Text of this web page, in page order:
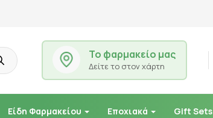
Το φαρμακείο μας
Δείτε το στον χάρτη
Είδη Φαρμακείου Εποχιακά Gift Sets